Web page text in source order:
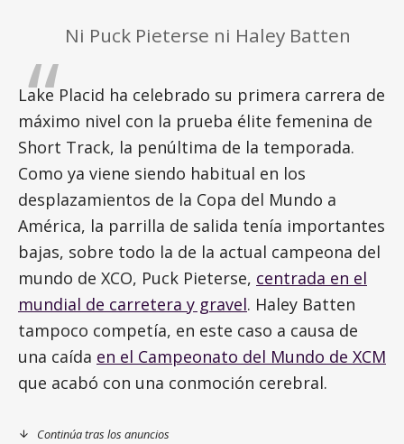
Ni Puck Pieterse ni Haley Batten
Lake Placid ha celebrado su primera carrera de
máximo nivel con la prueba élite femenina de
Short Track, la penúltima de la temporada.
Como ya viene siendo habitual en los
desplazamientos de la Copa del Mundo a
América, la parrilla de salida tenía importantes
bajas, sobre todo la de la actual campeona del
mundo de XCO, Puck Pieterse, centrada en el
mundial de carretera y gravel. Haley Batten
tampoco competía, en este caso a causa de
una caída en el Campeonato del Mundo de XCM
que acabó con una conmoción cerebral.
Continúa tras los anuncios